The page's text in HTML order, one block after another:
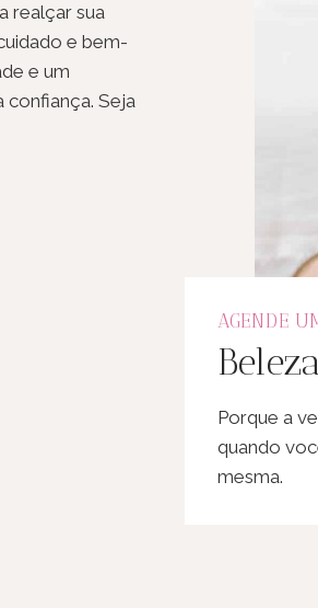
realçar sua
e bem-
e um
confiança. Seja
AGENDE
Porque a
quando
mesma.